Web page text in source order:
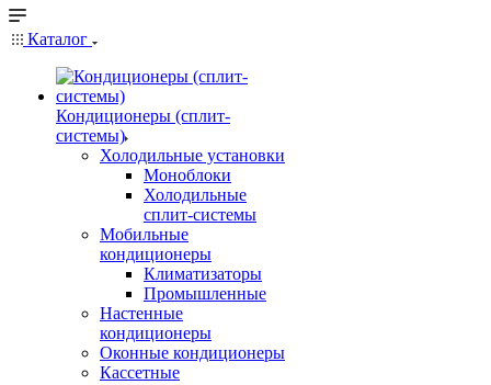
Каталог
Кондиционеры (сплит-
системы)
Холодильные установки
Моноблоки
Холодильные
сплит-системы
Мобильные
кондиционеры
Климатизаторы
Промышленные
Настенные
кондиционеры
Оконные кондиционеры
Кассетные